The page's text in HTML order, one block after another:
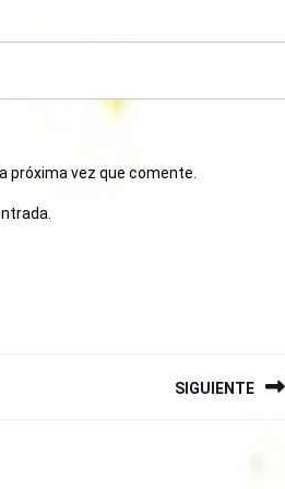
próxima vez que comente.
SIGUIENTE